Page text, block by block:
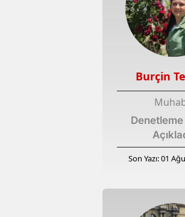
Burçin
Belli
Son Yazı: 01